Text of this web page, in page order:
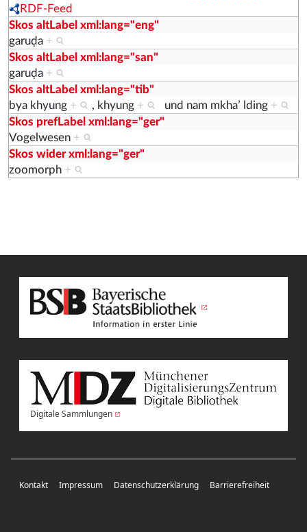
RDF-Feed
Skos altLabel xml:lang="eng"
garuḍa +
Skos altLabel xml:lang="san"
garuḍa +
Skos altLabel xml:lang="tib"
bya khyung + , khyung + und nam mkhaʼ lding +
Skos prefLabel xml:lang="ger"
Vogelwesen +
Skos wider xml:lang="ger"
zoomorph +
Digitale Sammlungen
Kontakt Impressum Datenschutzerklärung Barrierefreiheit